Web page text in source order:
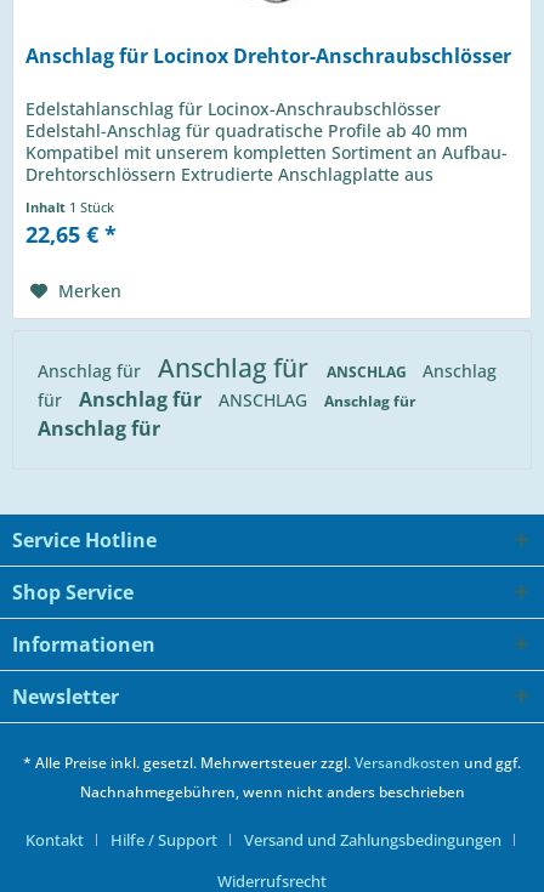
Anschlag für Locinox Drehtor-Anschraubschlösser
Edelstahlanschlag für Locinox-Anschraubschlösser
Edelstahl-Anschlag für quadratische Profile ab 40 mm
Kompatibel mit unserem kompletten Sortiment an Aufbau-
Drehtorschlössern Extrudierte Anschlagplatte aus
Inhalt 1 Stück
22,65 € *
Merken
Anschlag für Anschlag für ANSCHLAG
Anschlag
für
Anschlag für ANSCHLAG Anschlag für
Anschlag für
Service Hotline
Shop Service
Informationen
Newsletter
* Alle Preise inkl. gesetzl. Mehrwertsteuer zzgl.Versandkosten und ggf.
Nachnahmegebühren, wenn nicht anders beschrieben
Kontakt Hilfe / Support
Versand und Zahlungsbedingungen
Widerrufsrecht